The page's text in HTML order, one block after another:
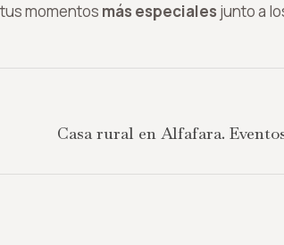
momentos más especiales junto a
Casa rural en Alfafara.